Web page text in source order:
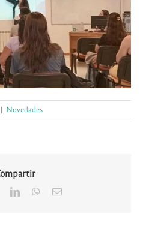
| Novedades
LinkedInWhatsApp
Correo